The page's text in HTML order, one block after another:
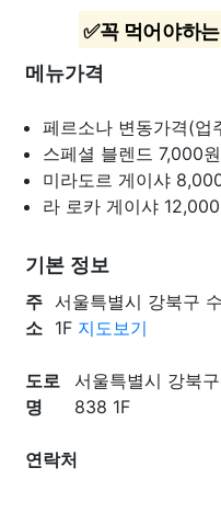
✅꼭 먹어야하
메뉴가격
페르소나 변동가격(업
스페셜 블렌드 7,000원
미라도르 게이샤
라 로카 게이샤
기본 정보
주
소
서울특별시 강북구
1F 지도보기
도로
명
서울특별시 강북
838 1F
연락처